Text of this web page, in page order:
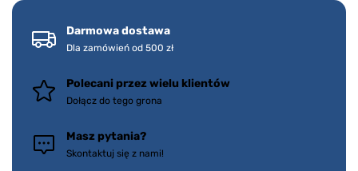
Darmowa dostawa
Dla zamówień od 500 zł
Polecani przez wielu klientów
Dołącz do tego grona
Masz pytania?
Skontaktuj się z nami!